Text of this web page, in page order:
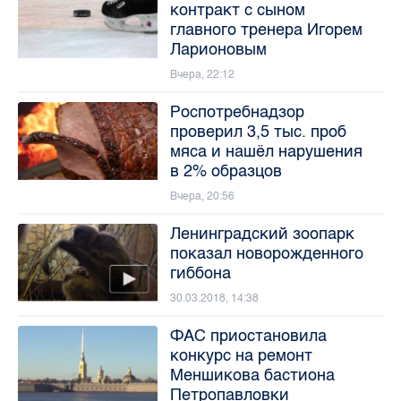
контракт с сыном
главного тренера Игорем
Ларионовым
Вчера, 22:12
Роспотребнадзор
проверил 3,5 тыс. проб
мяса и нашёл нарушения
в 2% образцов
Вчера, 20:56
Ленинградский зоопарк
показал новорожденного
гиббона
30.03.2018, 14:38
ФАС приостановила
конкурс на ремонт
Меншикова бастиона
Петропавловки